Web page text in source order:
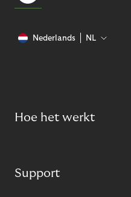
Nederlands NL
Hoe het werkt
Support